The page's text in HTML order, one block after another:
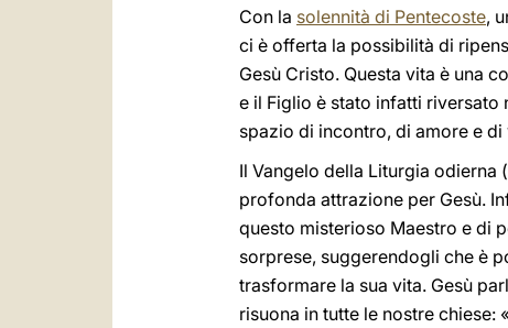
Con la solennità di Pentecoste,
ci è offerta la possibilità di
Gesù Cristo. Questa vita è una
e il Figlio è stato infatti riversato
spazio di incontro, di amore e
Il Vangelo della Liturgia odierna (
profonda attrazione per Gesù.
questo misterioso Maestro e di
sorprese, suggerendogli che è
trasformare la sua vita. Gesù
risuona in tutte le nostre